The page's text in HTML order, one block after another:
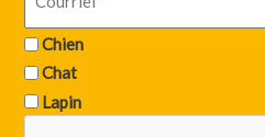
Chien
Chat
Lapin